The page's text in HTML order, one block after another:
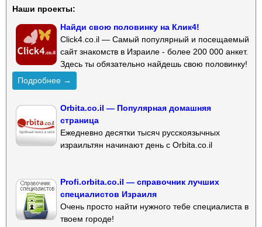
Наши проекты:
Найди свою половинку на Клик4!
Click4.co.il — Самый популярный и посещаемый
сайт знакомств в Израиле - более 200 000 анкет.
Здесь ты обязательно найдешь свою половинку!
Подробнее →
Orbita.co.il — Популярная домашняя
страница
Ежедневно десятки тысяч русскоязычных
израильтян начинают день с Orbita.co.il
Profi.orbita.co.il — справочник лучших
специалистов Израиля
Очень просто найти нужного тебе специалиста в
твоем городе!